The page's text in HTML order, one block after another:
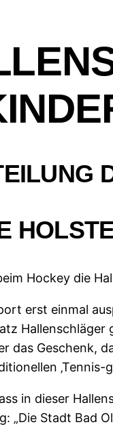
Hockey die
erst einmal
das Geschenk,
in dieser
„Die Stadt Bad